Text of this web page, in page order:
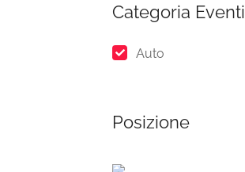
Categoria Eventi
Auto
Posizione